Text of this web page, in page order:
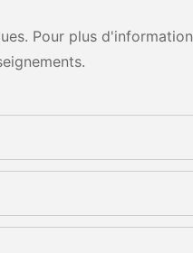
Pour plus